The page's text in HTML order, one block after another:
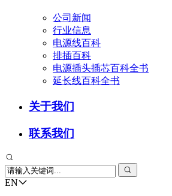
公司新闻
行业信息
电源线百科
排插百科
电源插头插芯百科全书
延长线百科全书
关于我们
联系我们
EN